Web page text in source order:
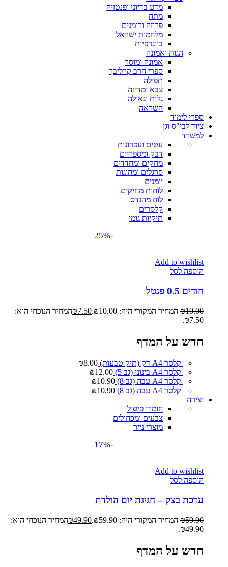
מדע בדיוני ופנטזיה
מתח
פרוזה ורומנים
מלחמות ישראל
ביוגרפיות
הגות ואמונה
אמונה ומוסר
ספרי הרב קרליבך
תפילה
צבא ומדינה
גלות וגאולה
השראה
ספרי לימוד
ציוד לבי"ס וגן
למשרד
עטים ועפרונות
דבק ומספריים
מחקים ומחדדים
סרגלים ומחוגות
יומנים
לוחות מחיקים
לוח מהנדס
קלסרים
תיקיות גומי
-25%
Add to wishlist
הוספה לסל
חודים 0.5 פנטל
₪10.00 המחיר המקורי היה: ₪10.00. ₪7.50
המחיר הנוכחי הוא:
₪7.50.
חדש על המדף
קלסר A4 דק (תיק טבעות) ₪8.00
קלסר A4 בינוני (גב 5)
₪12.00
קלסר A4 עבה (גב 8)
₪10.90
קלסר A4 עבה (גב 8)
₪10.90
יצירה
חומרי פיסול
צבעים ומכחולים
מוצרי נייר
-17%
Add to wishlist
הוספה לסל
ערכת בצק – חגיגת יום הולדת
₪59.90 המחיר המקורי היה: ₪59.90. ₪49.90
המחיר הנוכחי הוא:
₪49.90.
חדש על המדף